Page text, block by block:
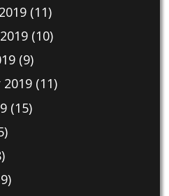
(11)
(10)
(9)
(11)
(15)